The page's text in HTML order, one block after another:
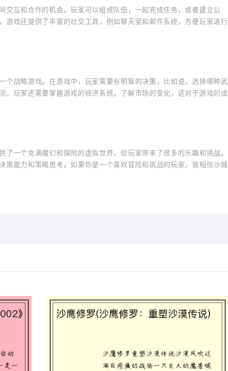
交互和合作的机会。玩家可以组成队伍，一起完成任务，或者建立公
游戏还提供了丰富的社交工具，例如聊天室和邮件系统，方便玩家进行
个战略游戏。在游戏中，玩家需要有明智的决策，比如说，选择哪种武
。玩家还需要掌握游戏的经济系统，了解市场的变化，这对于游戏的成
了一个充满魔幻和探险的虚拟世界，给玩家带来了很多的乐趣和挑战。
策能力和策略思考。如果你是一个喜欢冒险和挑战的玩家，我相信沙城